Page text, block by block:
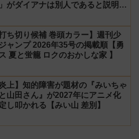
がダイアナは別人であると説明し
打ち切り候補 巻頭カラー】週刊少
ャンプ 2026年35号の掲載順【勇
夏と蛍籠 ロクのおかしな家 】
炎上】知的障害が題材の『みいちゃ
山田さん』が2027年にアニメ化
し叩かれる【みい山 差別】